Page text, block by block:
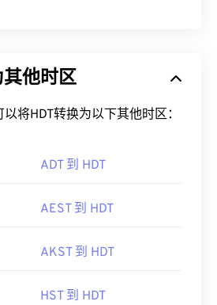
他时区
将HDT转换为以下其他时区：
ADT 到 HDT
AEST 到 HDT
AKST 到 HDT
HST 到 HDT